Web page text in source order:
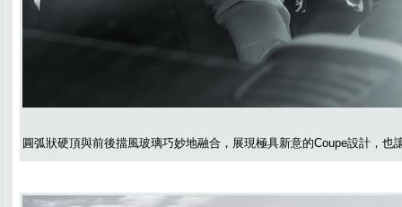
圓弧狀硬頂與前後擋風玻璃巧妙地融合，展現極具新意的Coupe設計，也